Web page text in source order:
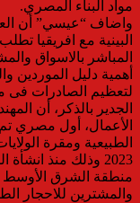
مواد البناء المصري.
واضاف “عيسي” أن
البينية مع افريقيا
المباشر بالاسواق
أهمية دليل الموردين
لتعظيم الصادرات فى
الجدير بالذكر، أن
الأعمال، أول مصري
منطقة الشرق الأوسط
والمشترين للاحجار